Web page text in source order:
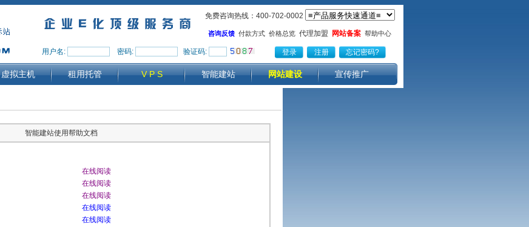
免费咨询热线：400-702-0002
咨询反馈 付款方式 价格总览 代理加盟 网站备案 帮助中心
用户名: 密码: 验证码:
虚拟主机 租用托管 V P S 智能建站 网站建设 宣传推广
智能建站使用帮助文档
在线阅读
在线阅读
在线阅读
在线阅读
在线阅读